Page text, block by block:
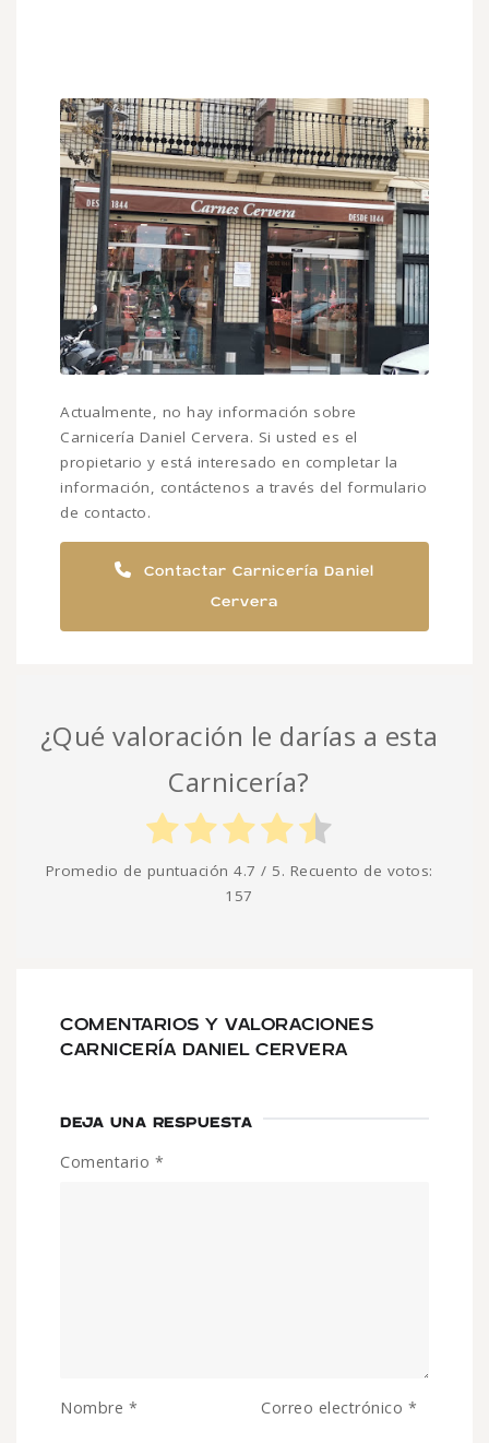
Actualmente, no hay información sobre
Carnicería Daniel Cervera. Si usted es el
propietario y está interesado en completar la
información, contáctenos a través del formulario
de contacto.
Contactar Carnicería Daniel
Cervera
¿Qué valoración le darías a esta
Carnicería?
Promedio de puntuación 4.7 / 5. Recuento de votos:
157
COMENTARIOS Y VALORACIONES
CARNICERÍA DANIEL CERVERA
DEJA UNA RESPUESTA
Comentario *
Nombre * Correo electrónico *